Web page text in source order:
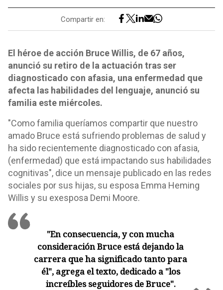
Compartir en:
El héroe de acción Bruce Willis, de 67 años,
anunció su retiro de la actuación tras ser
diagnosticado con afasia, una enfermedad que
afecta las habilidades del lenguaje, anunció su
familia este miércoles.
"Como familia queríamos compartir que nuestro
amado Bruce está sufriendo problemas de salud y
ha sido recientemente diagnosticado con afasia,
(enfermedad) que está impactando sus habilidades
cognitivas", dice un mensaje publicado en las redes
sociales por sus hijas, su esposa Emma Heming
Willis y su exesposa Demi Moore.
"En consecuencia, y con mucha
consideración Bruce está dejando la
carrera que ha significado tanto para
él", agrega el texto, dedicado a "los
increíbles seguidores de Bruce".